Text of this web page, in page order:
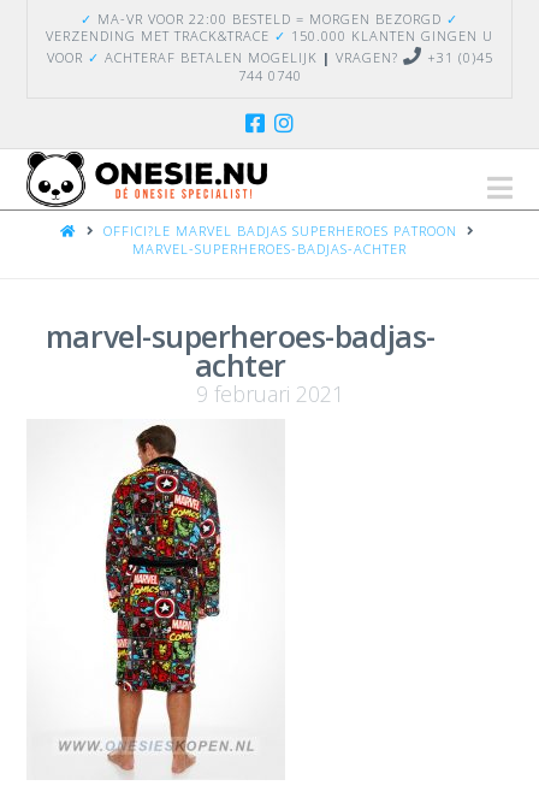
✓ MA-VR VOOR 22:00 BESTELD = MORGEN BEZORGD ✓
VERZENDING MET TRACK&TRACE ✓ 150.000 KLANTEN GINGEN U
VOOR ✓ ACHTERAF BETALEN MOGELIJK | VRAGEN?
+31 (0)45
744 0740
HOMEOFFICI?LE MARVEL BADJAS SUPERHEROES PATROON
MARVEL-SUPERHEROES-BADJAS-ACHTER
marvel-superheroes-badjas-
achter
9 februari 2021